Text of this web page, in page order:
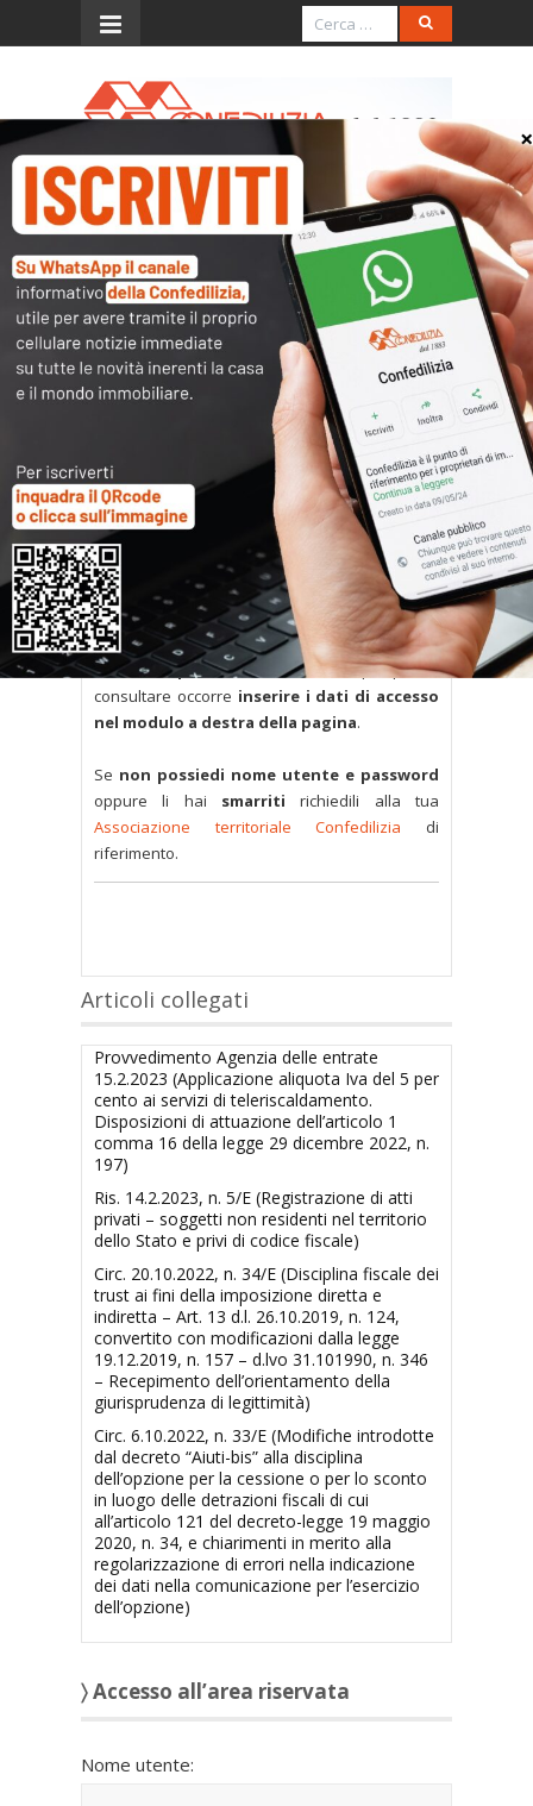
Menu
Circ. 17.3.2022, n. 7/E
(Modalità e termini per la
rettifica della rendita
catastale “proposta” e
relative annotazioni negli
atti del catasto – efficacia e
applicabilità della rendita
attribuita)
L’accesso al contenuto
completo è riservato ai
soli utenti abilitati.
Tutti i documenti presenti nelle Banche dati
sono a disposizione dei socima per poterli
consultare occorre inserire i dati di accesso
nel modulo a destra della pagina.
Se non possiedi nome utente e password
oppure li hai smarriti richiedili alla tua
Associazione territoriale Confedilizia di
riferimento.
Articoli collegati
Provvedimento Agenzia delle entrate
15.2.2023 (Applicazione aliquota Iva del 5 per
cento ai servizi di teleriscaldamento.
Disposizioni di attuazione dell’articolo 1
comma 16 della legge 29 dicembre 2022, n.
197)
Ris. 14.2.2023, n. 5/E (Registrazione di atti
privati – soggetti non residenti nel territorio
dello Stato e privi di codice fiscale)
Circ. 20.10.2022, n. 34/E (Disciplina fiscale dei
trust ai fini della imposizione diretta e
indiretta – Art. 13 d.l. 26.10.2019, n. 124,
convertito con modificazioni dalla legge
19.12.2019, n. 157 – d.lvo 31.101990, n. 346
– Recepimento dell’orientamento della
giurisprudenza di legittimità)
Circ. 6.10.2022, n. 33/E (Modifiche introdotte
dal decreto “Aiuti-bis” alla disciplina
dell’opzione per la cessione o per lo sconto
in luogo delle detrazioni fiscali di cui
all’articolo 121 del decreto-legge 19 maggio
2020, n. 34, e chiarimenti in merito alla
regolarizzazione di errori nella indicazione
dei dati nella comunicazione per l’esercizio
dell’opzione)
〉 Accesso all’area riservata
Nome utente: